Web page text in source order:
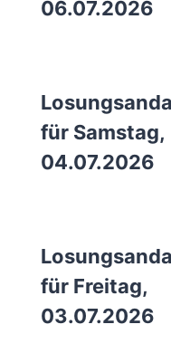
06.07.2026
für Samstag,
04.07.2026
für Freitag,
03.07.2026